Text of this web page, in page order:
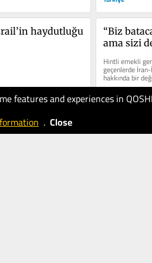
features and experiences in
. Close
haydutluğu
“Biz
ama sizi
Hintli emekli
geçenlerde
hakkında bir
Ona göre İran
04.03.2026